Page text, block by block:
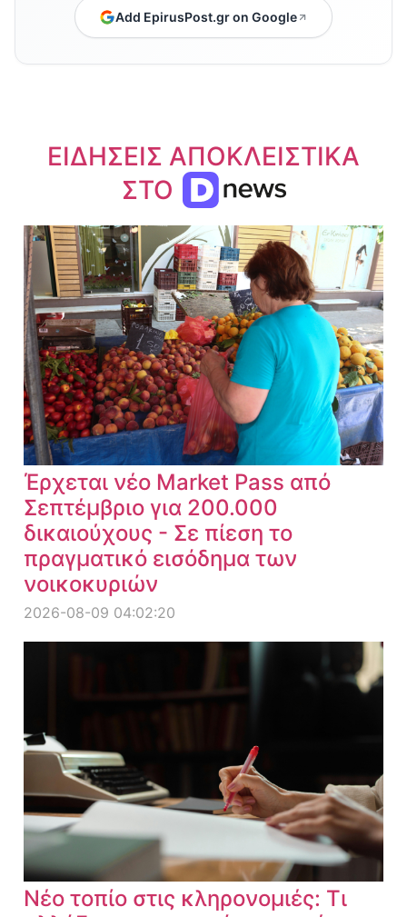
Add EpirusPost.gr on Google
ΕΙΔΗΣΕΙΣ ΑΠΟΚΛΕΙΣΤΙΚΑ
ΣΤΟ
Έρχεται νέο Market Pass από
Σεπτέμβριο για 200.000
δικαιούχους - Σε πίεση το
πραγματικό εισόδημα των
νοικοκυριών
2026-08-09 04:02:20
Νέο τοπίο στις κληρονομιές: Τι